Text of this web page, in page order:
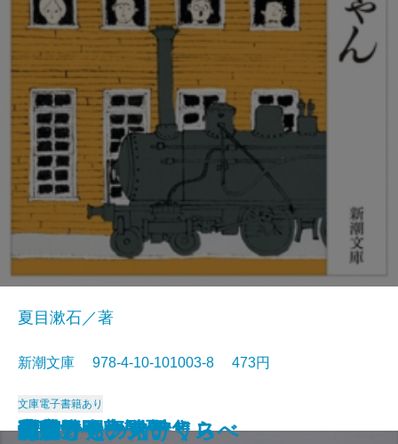
猟銃・闘牛
ヴェルレーヌ詩集
草枕
斜陽
高村光太郎詩集
歌行燈・高野聖
土
真実一路
老妓抄
坊っちゃん
夏目漱石／著
新潮文庫 978-4-10-101003-8 473円
文庫電子書籍あり
和解
ヰタ・セクスアリス
出家とその弟子
にごりえ・たけくらべ
武蔵野
白痴
青年
雁
それから
門